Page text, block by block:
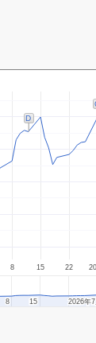
8 15 22
D
2026年7
2026年7
8
8 15
15